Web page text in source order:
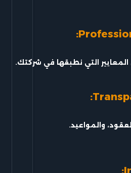
لمعايير التي نطبقها في شركتك.
والمواعيد.